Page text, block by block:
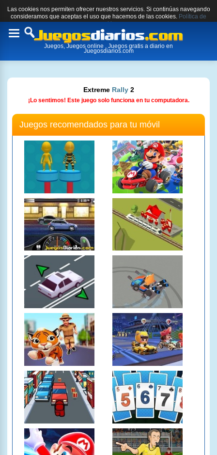
Las cookies nos permiten ofrecer nuestros servicios. Si continúas navegando
consideramos que aceptas el uso que hacemos de las cookies. Política de
cookies.
Toggle
Juegos, Juegos online , Juegos gratis a diario en
Juegosdiarios.com
Extreme Rally2
¡Lo sentimos! Este juego solo funciona en tu computadora.
Juegos recomendados para tu móvil